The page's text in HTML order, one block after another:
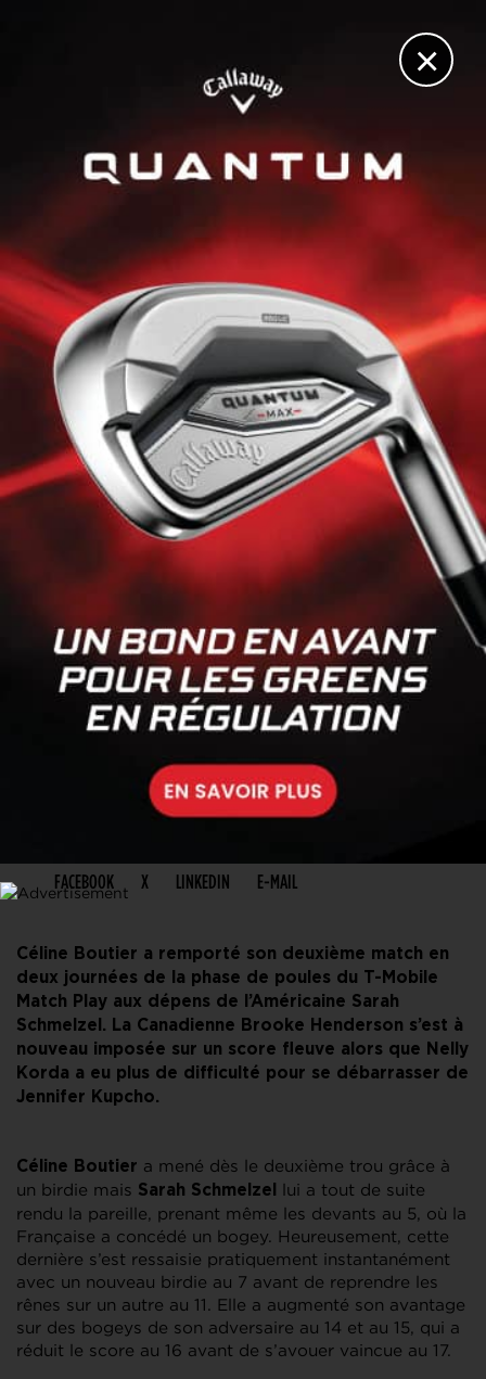
×
T-MOBILE MATCH PLAY, JOUR 2
Céline Boutier victorieuse à nouveau, Nelly Korda et
Lydia Ko se reprennent
4 AVRIL 2025
FACEBOOK X LINKEDIN E-MAIL
Céline Boutier a remporté son deuxième match en
deux journées de la phase de poules du T-Mobile
Match Play aux dépens de l’Américaine Sarah
Schmelzel. La Canadienne Brooke Henderson s’est à
nouveau imposée sur un score fleuve alors que Nelly
Korda a eu plus de difficulté pour se débarrasser de
Jennifer Kupcho.
Céline Boutier a mené dès le deuxième trou grâce à
un birdie mais Sarah Schmelzel
lui a tout de suite
rendu la pareille, prenant même les devants au 5, où la
Française a concédé un bogey. Heureusement, cette
dernière s’est ressaisie pratiquement instantanément
avec un nouveau birdie au 7 avant de reprendre les
rênes sur un autre au 11. Elle a augmenté son avantage
sur des bogeys de son adversaire au 14 et au 15, qui a
réduit le score au 16 avant de s’avouer vaincue au 17.